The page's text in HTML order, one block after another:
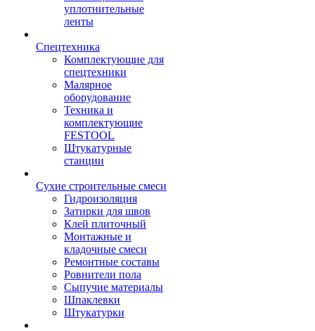
уплотнительные
ленты
Спецтехника
Комплектующие для
спецтехники
Малярное
оборудование
Техника и
комплектующие
FESTOOL
Штукатурные
станции
Сухие строительные смеси
Гидроизоляция
Затирки для швов
Клей плиточный
Монтажные и
кладочные смеси
Ремонтные составы
Ровнители пола
Сыпучие материалы
Шпаклевки
Штукатурки